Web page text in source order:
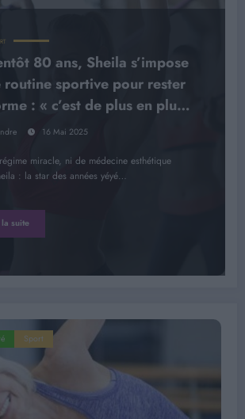
80 ans, Sheila s’impose
routine sportive pour rester
: « c’est de plus en plus
»
16 Mai 2025
miracle, ni de médecine esthétique
: la star des années yéyé…
suite
Sport